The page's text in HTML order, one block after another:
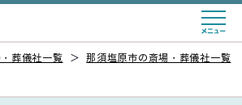
葬儀社一覧 ＞
那須塩原市の斎場・葬儀社一覧